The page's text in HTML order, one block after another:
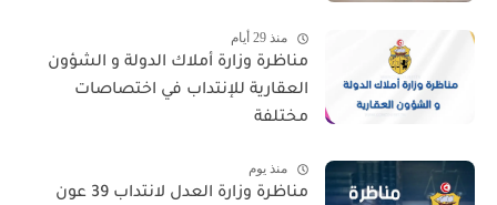
منذ 29 أيام
مناظرة وزارة أملاك الدولة و الشؤون
العقارية للإنتداب في اختصاصات
مختلفة
منذ يوم
مناظرة وزارة العدل لانتداب 39 عون